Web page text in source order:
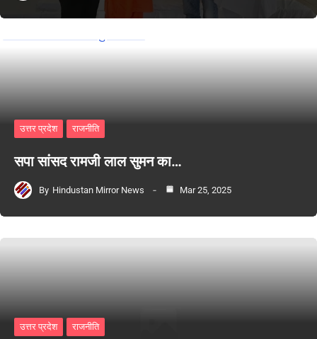
उत्तर प्रदेश राजनीति
सपा सांसद रामजी लाल सुमन का…
By Hindustan Mirror News Mar 25, 2025
उत्तर प्रदेश राजनीति